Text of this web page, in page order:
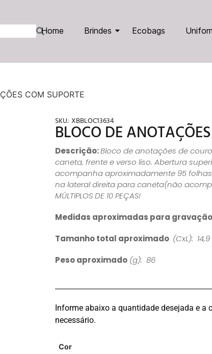
Home Brindes Ecobags
COM SUPORTE
SKU: XBBLOC13634
BLOCO DE
Descrição:Bloco de anotações de
caneta, frente e verso liso. Abertura
acompanha aproximadamente 95
na lateral direita para caneta(não
MÚLTIPLOS DE 10 PEÇAS!
Medidas aproximadas para gravação
Tamanho total aproximado (CxL):
Peso aproximado (g): 86
Informe abaixo a quantidade desejada e a
necessário.
Cor